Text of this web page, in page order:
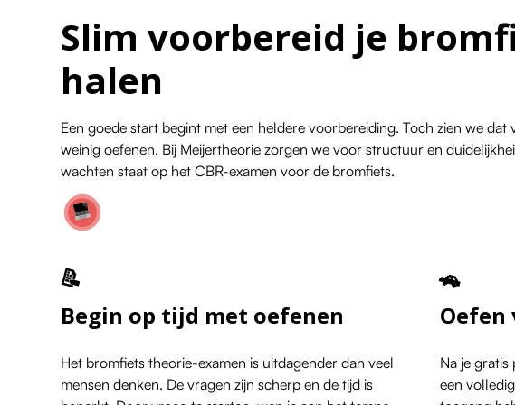
Slim voorbereid je
halen
Een goede start begint met een heldere voorbereiding. Toch zien we
weinig oefenen. Bij Meijertheorie zorgen we voor structuur en
wachten staat op het CBR-examen voor de bromfiets.
📝
Begin op tijd met oefenen
Het bromfiets theorie-examen is uitdagender dan veel
mensen denken. De vragen zijn scherp en de tijd is
🚗
Oefen
Na je
een